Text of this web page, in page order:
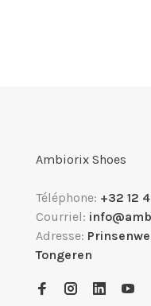
Ambiorix Shoes
Téléphone: +32 12
Courriel:
Adresse:
Tongeren